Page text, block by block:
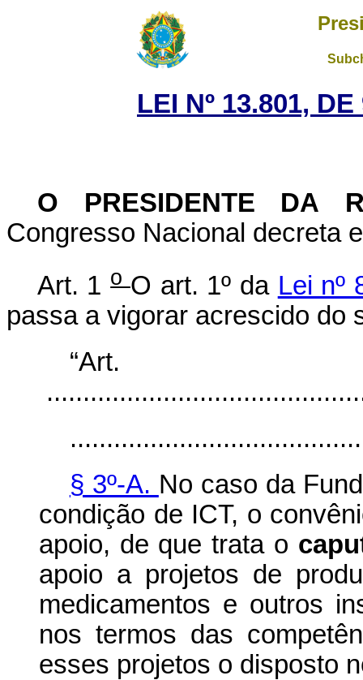
LEI Nº 13.801,
O PRESIDENTE DA
Congresso Nacional decreta
Art. 1o O art. 1º da Lei nº
passa a vigorar acrescido do
§ 3º-A. No caso da
condição de ICT, o
apoio, de que trata o
apoio a projetos de
medicamentos e outros
nos termos das
esses projetos o disposto